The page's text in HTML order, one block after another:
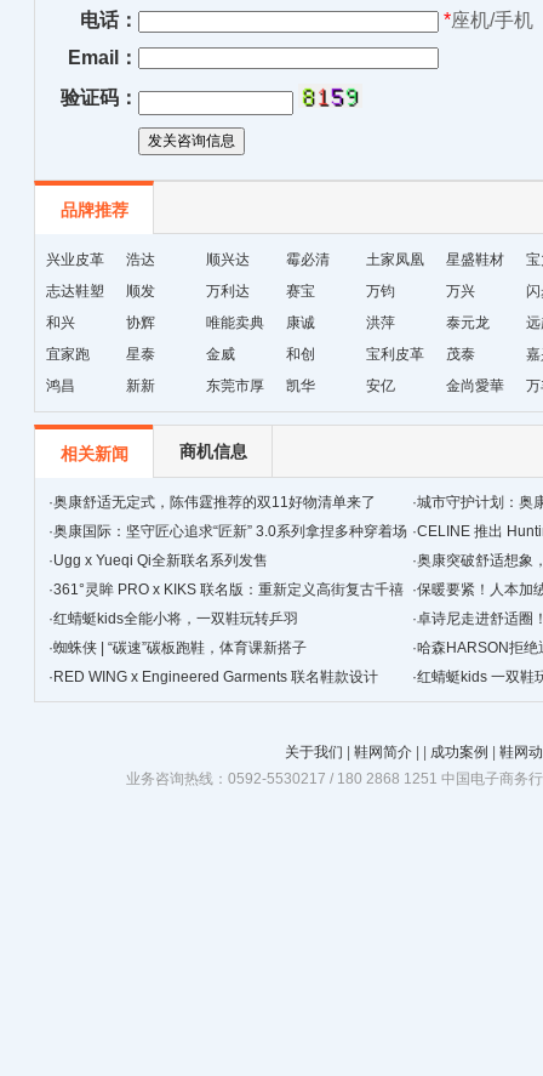
电话：
*座机/手机
Email：
验证码：
品牌推荐
兴业皮革 浩达 顺兴达 霉必清
土家凤凰
十字绣鞋
垫厂
星盛鞋材
志达鞋塑
顺发 万利达 赛宝 万钧 万兴
和兴
协辉 唯能卖典 康诚 洪萍 泰元龙
宜家跑
星泰 金威 和创 宝利皮革 茂泰
鸿昌
新新
东莞市厚
街天逸皮
革
凯华 安亿 金尚愛華
相关新闻 商机信息
·奥康舒适无定式，陈伟霆推荐的双11好物清单来了 ·城市守护计划：奥
·奥康国际：坚守匠心追求“匠新” 3.0系列拿捏多种穿着场
景
·CELINE 推出
·Ugg x Yueqi Qi全新联名系列发售 ·奥康突破舒适想象
·361°灵眸 PRO x KIKS 联名版：重新定义高街复古千禧
跑鞋
·保暖要紧！人本加
·红蜻蜓kids全能小将，一双鞋玩转乒羽 ·卓诗尼走进舒适圈
·蜘蛛侠 | “碳速”碳板跑鞋，体育课新搭子 ·哈森HARSON拒绝
· RED WING x Engineered Garments 联名鞋款设计 ·红蜻蜓kids 一双鞋
关于我们 鞋网简介 成功案例
鞋网
业务咨询热线：0592-5530217 / 180 2868 1251 中国电子商务